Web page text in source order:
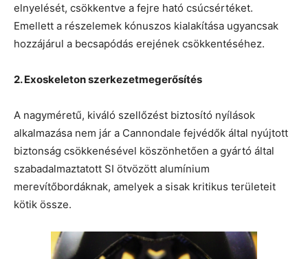
elnyelését, csökkentve a fejre ható csúcsértéket.
Emellett a részelemek kónuszos kialakítása ugyancsak
hozzájárul a becsapódás erejének csökkentéséhez.
2. Exoskeleton szerkezetmegerősítés
A nagyméretű, kiváló szellőzést biztosító nyílások
alkalmazása nem jár a Cannondale fejvédők által nyújtott
biztonság csökkenésével köszönhetően a gyártó által
szabadalmaztatott SI ötvözött alumínium
merevítőbordáknak, amelyek a sisak kritikus területeit
kötik össze.